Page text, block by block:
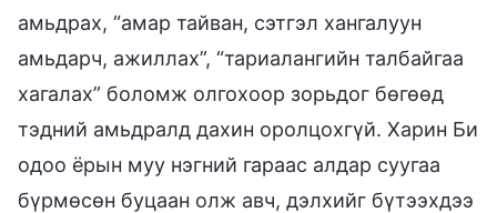
амьдрах, “амар тайван, сэтгэл хангалуун
амьдарч, ажиллах”, “тариалангийн талбайгаа
хагалах” боломж олгохоор зорьдог бөгөөд
тэдний амьдралд дахин оролцохгүй. Харин Би
одоо ёрын муу нэгний гараас алдар суугаа
бүрмөсөн буцаан олж авч, дэлхийг бүтээхдээ